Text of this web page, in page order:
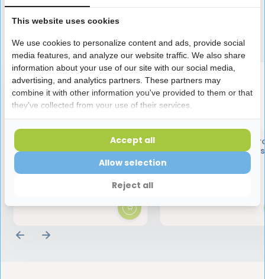
Speciaal aanbevolen voor jou
Interprox Gel | 20 ml
Interprox Ragers
1.1 Groen - 6 stuks
This website uses cookies
We use cookies to personalize content and ads, provide social
media features, and analyze our website traffic. We also share
information about your use of our site with our social media,
advertising, and analytics partners. These partners may
combine it with other information you've provided to them or that
they've collected from your use of their services.
Reject all
Allow selection
Accept all